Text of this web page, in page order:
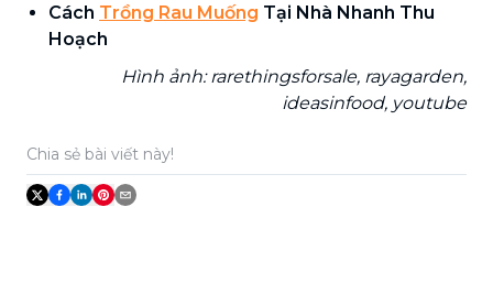
Cách Trồng Rau Muống Tại Nhà Nhanh Thu
Hoạch
Hình ảnh: rarethingsforsale, rayagarden,
ideasinfood, youtube
Chia sẻ bài viết này!